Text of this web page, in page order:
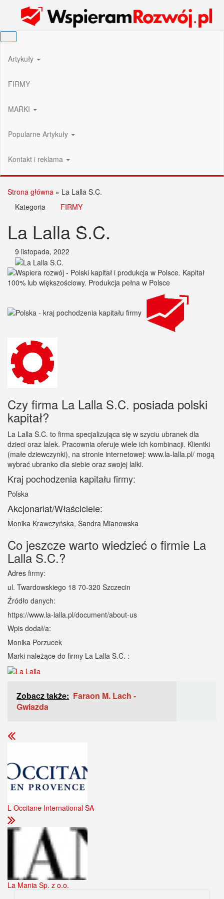
Wspieram Rozwój PL
Artykuły
FIRMY
MARKI
Popularne Artykuły
Kontakt i reklama
Strona główna » La Lalla S.C.
Kategoria
FIRMY
La Lalla S.C.
9 listopada, 2022
Czy firma La Lalla S.C. posiada polski
kapitał?
La Lalla S.C. to firma specjalizująca się w szyciu ubranek dla
dzieci oraz lalek. Pracownia oferuje wiele ich kombinacji. Klientki
(małe dziewczynki), na stronie internetowej: www.la-lalla.pl/ mogą
wybrać ubranko dla siebie oraz swojej lalki.
Kraj pochodzenia kapitału firmy:
Polska
Akcjonariat/Właściciele:
Monika Krawczyńska, Sandra Mianowska
Co jeszcze warto wiedzieć o firmie La
Lalla S.C.?
Adres firmy:
ul. Twardowskiego 18 70-320 Szczecin
Źródło danych:
https://www.la-lalla.pl/document/about-us
Wpis dodał/a:
Monika Porzucek
Marki należące do firmy La Lalla S.C. :
Zobacz także: Faraon M. Lach -
Gwiazda
L Occitane International SA
La Mania Sp. z o.o.